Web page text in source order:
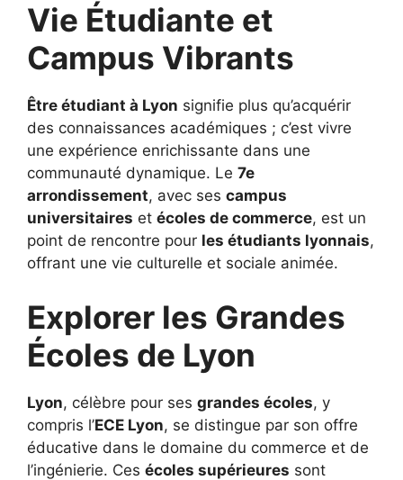
Vie Étudiante et
Campus Vibrants
Être étudiant à Lyon signifie plus qu’acquérir
des connaissances académiques ; c’est vivre
une expérience enrichissante dans une
communauté dynamique. Le 7e
arrondissement, avec ses campus
universitaires et écoles de commerce, est un
point de rencontre pour les étudiants lyonnais,
offrant une vie culturelle et sociale animée.
Explorer les Grandes
Écoles de Lyon
Lyon, célèbre pour ses grandes écoles, y
compris l’ECE Lyon, se distingue par son offre
éducative dans le domaine du commerce et de
l’ingénierie. Ces écoles supérieures sont